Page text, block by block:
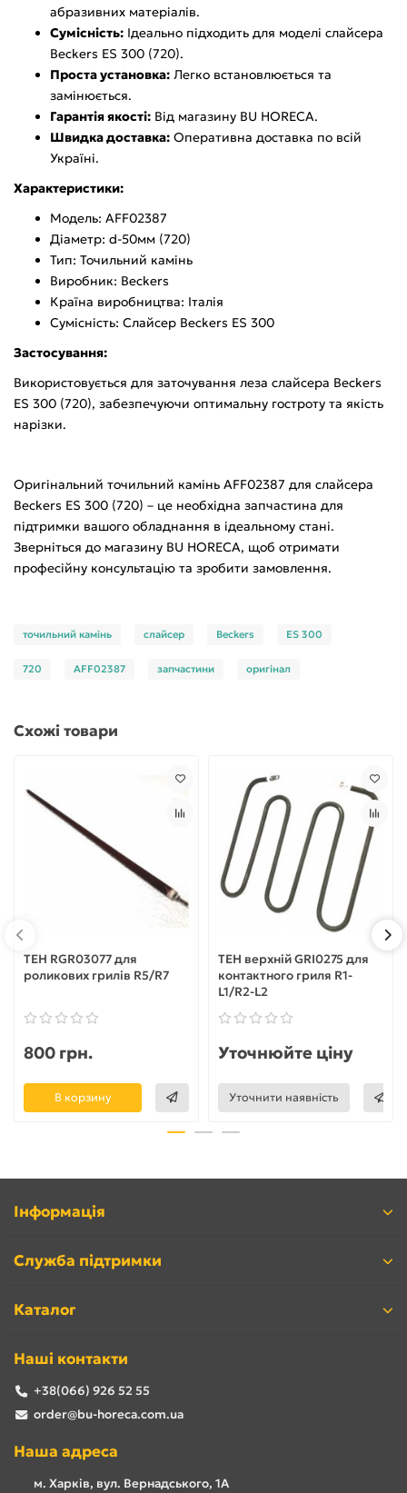
абразивних матеріалів.
Сумісність: Ідеально підходить для моделі слайсера
Beckers ES 300 (720).
Проста установка: Легко встановлюється та
замінюється.
Гарантія якості: Від магазину BU HORECA.
Швидка доставка: Оперативна доставка по всій
Україні.
Характеристики:
Модель: AFF02387
Діаметр: d-50мм (720)
Тип: Точильний камінь
Виробник: Beckers
Країна виробництва: Італія
Сумісність: Слайсер Beckers ES 300
Застосування:
Використовується для заточування леза слайсера Beckers
ES 300 (720), забезпечуючи оптимальну гостроту та якість
нарізки.
Оригінальний точильний камінь AFF02387 для слайсера
Beckers ES 300 (720) – це необхідна запчастина для
підтримки вашого обладнання в ідеальному стані.
Зверніться до магазину BU HORECA, щоб отримати
професійну консультацію та зробити замовлення.
точильний камінь слайсер Beckers ES 300
720 AFF02387 запчастини оригінал
Схожі товари
ТЕН RGR03077 для
роликових грилів R5/R7
800 грн.
В корзину
ТЕН верхній GRI0275 для
контактного гриля R1-
L1/R2-L2
Уточнюйте ціну
Уточнити наявність
Інформація
Служба підтримки
Каталог
Наші контакти
+38(066) 926 52 55
order@bu-horeca.com.ua
Наша адреса
м. Харків, вул. Вернадського, 1А